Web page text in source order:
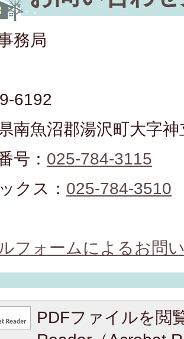
務局
6192
南魚沼郡湯沢町大字
号： 025-784-3115
クス： 025-784-3510
フォームによるお問
PDFファイルを閲